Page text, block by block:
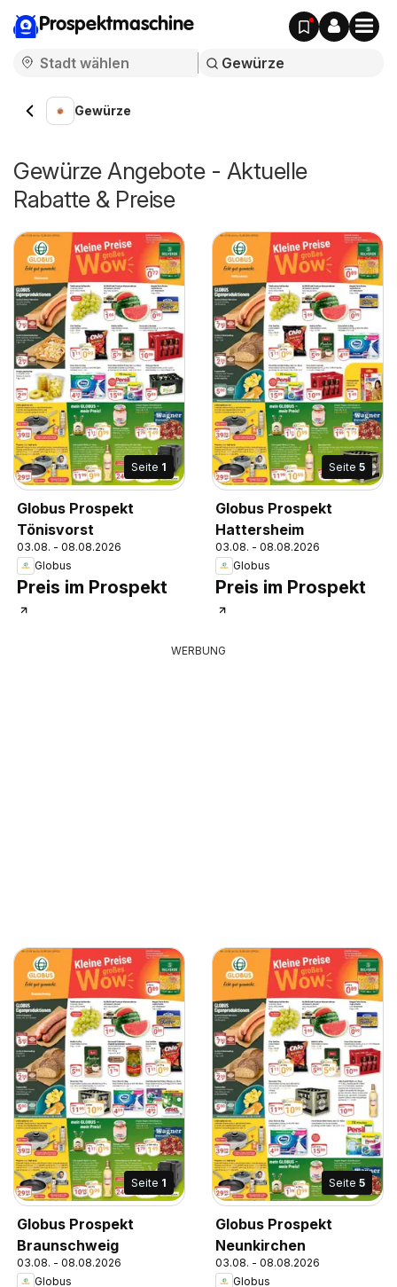
Prospektmaschine
Gewürze
Gewürze Angebote - Aktuelle
Rabatte & Preise
Seite 1
Globus Prospekt
Tönisvorst
03.08. - 08.08.2026
Globus
Preis im Prospekt
Seite 5
Globus Prospekt
Hattersheim
03.08. - 08.08.2026
Globus
Preis im Prospekt
WERBUNG
Seite 1
Globus Prospekt
Braunschweig
03.08. - 08.08.2026
Globus
Seite 5
Globus Prospekt
Neunkirchen
03.08. - 08.08.2026
Globus